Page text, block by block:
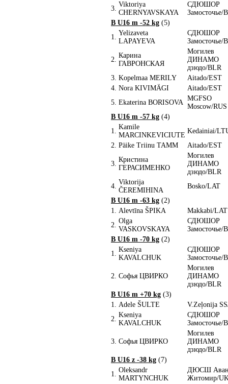
3.
Viktoriya
CHERNYAVSKAYA
СДЮШОР
Замосточье/
B U16 m -52 kg (5)
1.
Yelizaveta
LAPAYEVA
СДЮШОР
Замосточье/
2.
Карина
ГАВРОНСКАЯ
Могилев
ДИНАМО
дзюдо/BLR
3. Kopelmaa MERILY
Aitado/EST
4. Nora KIVIMÄGI
Aitado/EST
5. Ekaterina BORISOVA
MGFSO
Moscow/RUS
B U16 m -57 kg (4)
1.
Kamile
MARCINKEVICIUTE
Kedainiai/
2. Päike Triinu TAMM Aitado/EST
3.
Кристина
ГЕРАСИМЕНКО
Могилев
ДИНАМО
дзюдо/BLR
4.
Viktorija
ČEREMIHINA
Bosko/LAT
B U16 m -63 kg (2)
1. Alevtīna ŠPIKA
Makkabi/LAT
2.
Olga
VASKOVSKAYA
СДЮШОР
Замосточье/
B U16 m -70 kg (2)
1.
Kseniya
KAVALCHUK
СДЮШОР
Замосточье/
2. Софья ЦВИРКО
Могилев
ДИНАМО
дзюдо/BLR
B U16 m +70 kg (3)
1. Adele ŠULTE
V.Zeļonija
2.
Kseniya
KAVALCHUK
СДЮШОР
Замосточье/
3. Софья ЦВИРКО
Могилев
ДИНАМО
дзюдо/BLR
B U16 z -38 kg (7)
1.
Oleksandr
MARTYNCHUK
ДЮСШ
Житомир/